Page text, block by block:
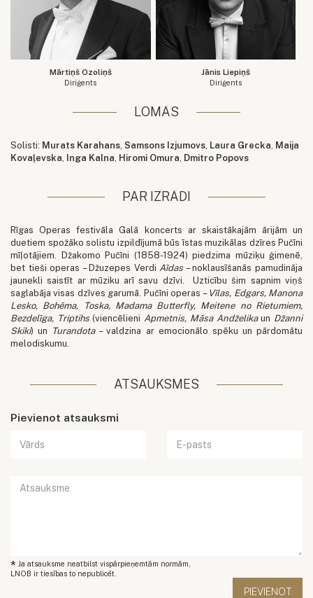
Mārtiņš Ozoliņš
Diriģents
Jānis Liepiņš
Diriģents
LOMĀS
Solisti: Murats Karahans, Samsons Izjumovs, Laura Grecka, Maija
Kovaļevska, Inga Kalna, Hiromi Omura, Dmitro Popovs
PAR IZRĀDI
Rīgas Operas festivāla Galā koncerts ar skaistākajām ārijām un
duetiem spožāko solistu izpildījumā būs īstas muzikālas dzīres Pučīni
mīļotājiem. Džakomo Pučīni (1858-1924) piedzima mūziķu ģimenē,
bet tieši operas – Džuzepes VerdiAīdas – noklausīšanās pamudināja
jaunekli saistīt ar mūziku arī savu dzīvi. Uzticību šim sapnim viņš
saglabāja visas dzīves garumā. Pučīni operas – Vīlas, Edgars, Manona
Lesko, Bohēma, Toska, Madama Butterfly, Meitene no Rietumiem,
Bezdelīga, Triptihs(viencēlieniApmetnis, Māsa Andželikaun Džanni
Skiki) un Turandota– valdzina ar emocionālo spēku un pārdomātu
melodiskumu.
ATSAUKSMES
Pievienot atsauksmi
*
Ja atsauksme neatbilst vispārpieņemtām normām,
LNOB ir tiesības to nepublicēt.